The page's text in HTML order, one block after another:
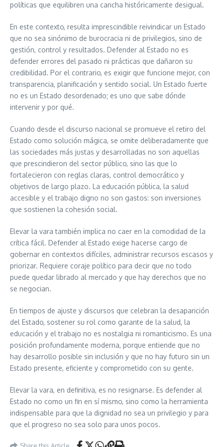
políticas que equilibren una cancha históricamente desigual.
En este contexto, resulta imprescindible reivindicar un Estado
que no sea sinónimo de burocracia ni de privilegios, sino de
gestión, control y resultados. Defender al Estado no es
defender errores del pasado ni prácticas que dañaron su
credibilidad. Por el contrario, es exigir que funcione mejor, con
transparencia, planificación y sentido social. Un Estado fuerte
no es un Estado desordenado; es uno que sabe dónde
intervenir y por qué.
Cuando desde el discurso nacional se promueve el retiro del
Estado como solución mágica, se omite deliberadamente que
las sociedades más justas y desarrolladas no son aquellas
que prescindieron del sector público, sino las que lo
fortalecieron con reglas claras, control democrático y
objetivos de largo plazo. La educación pública, la salud
accesible y el trabajo digno no son gastos: son inversiones
que sostienen la cohesión social.
Elevar la vara también implica no caer en la comodidad de la
crítica fácil. Defender al Estado exige hacerse cargo de
gobernar en contextos difíciles, administrar recursos escasos y
priorizar. Requiere coraje político para decir que no todo
puede quedar librado al mercado y que hay derechos que no
se negocian.
En tiempos de ajuste y discursos que celebran la desaparición
del Estado, sostener su rol como garante de la salud, la
educación y el trabajo no es nostalgia ni romanticismo. Es una
posición profundamente moderna, porque entiende que no
hay desarrollo posible sin inclusión y que no hay futuro sin un
Estado presente, eficiente y comprometido con su gente.
Elevar la vara, en definitiva, es no resignarse. Es defender al
Estado no como un fin en sí mismo, sino como la herramienta
indispensable para que la dignidad no sea un privilegio y para
que el progreso no sea solo para unos pocos.
Share this Article